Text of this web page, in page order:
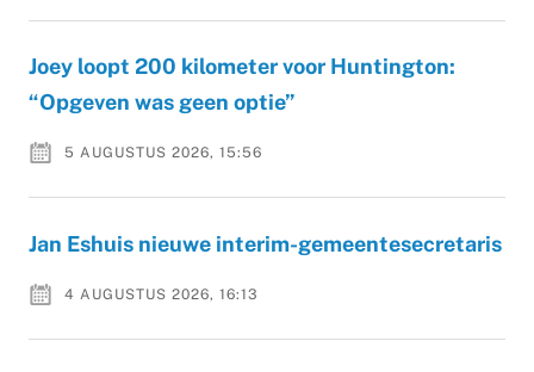
Joey loopt 200 kilometer voor Huntington:
“Opgeven was geen optie”
5 AUGUSTUS 2026, 15:56
Jan Eshuis nieuwe interim-gemeentesecretaris
4 AUGUSTUS 2026, 16:13